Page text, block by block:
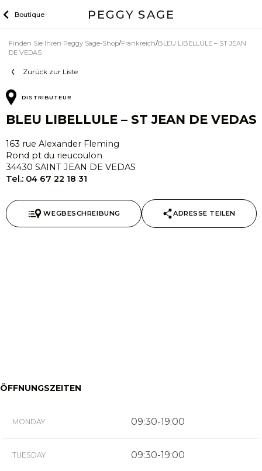
Inhalt
Boutique
Zurück zur Liste
Finden Sie Ihren Peggy Sage-Shop Frankreich BLEU LIBELLULE – ST JEAN
DE VEDAS
DISTRIBUTEUR
BLEU LIBELLULE – ST JEAN DE VEDAS
163 rue Alexander Fleming
Rond pt du rieucoulon
34430 SAINT JEAN DE VEDAS
Tel.: 04 67 22 18 31
WEGBESCHREIBUNG ADRESSE TEILEN
ÖFFNUNGSZEITEN
MONDAY 09:30-19:00
TUESDAY 09:30-19:00